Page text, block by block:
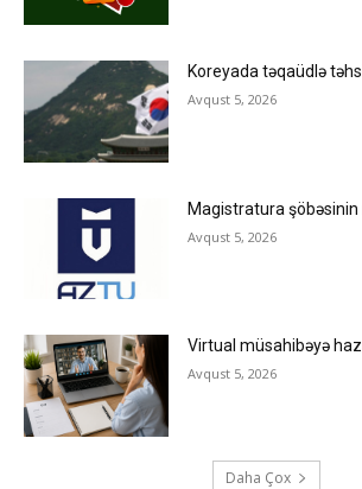
Koreyada təqaüdlə
Avqust 5, 2026
Magistratura şöbəsinin
Avqust 5, 2026
Virtual müsahibəyə
Avqust 5, 2026
Daha Çox